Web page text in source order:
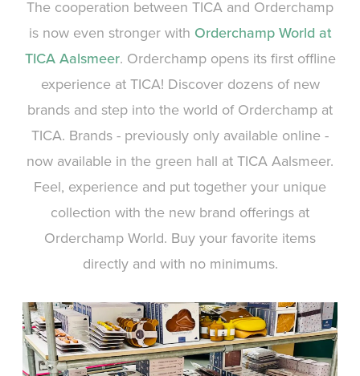
The cooperation between TICA and Orderchamp
is now even stronger with Orderchamp World at
TICA Aalsmeer. Orderchamp opens its first offline
experience at TICA! Discover dozens of new
brands and step into the world of Orderchamp at
TICA. Brands - previously only available online -
now available in the green hall at TICA Aalsmeer.
Feel, experience and put together your unique
collection with the new brand offerings at
Orderchamp World. Buy your favorite items
directly and with no minimums.